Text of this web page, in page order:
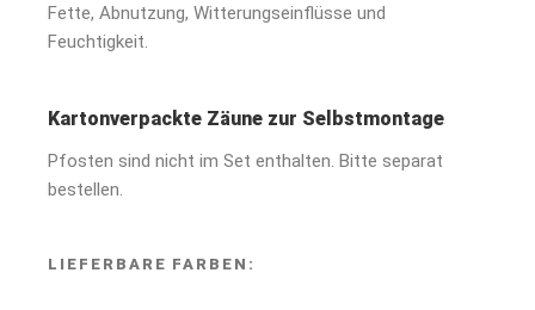
Fette, Abnutzung, Witterungseinflüsse und
Feuchtigkeit.
Kartonverpackte Zäune zur Selbstmontage
Pfosten sind nicht im Set enthalten. Bitte separat
bestellen.
LIEFERBARE FARBEN: